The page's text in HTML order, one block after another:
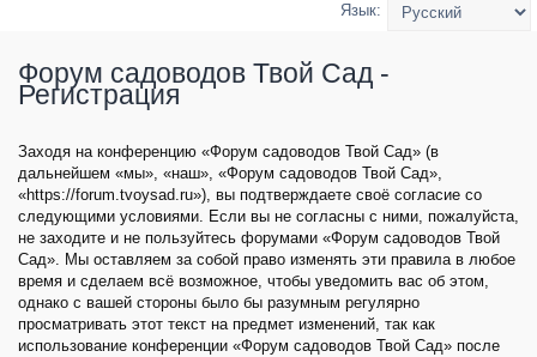
Язык:
Форум садоводов Твой Сад -
Регистрация
Заходя на конференцию «Форум садоводов Твой Сад» (в
дальнейшем «мы», «наш», «Форум садоводов Твой Сад»,
«https://forum.tvoysad.ru»), вы подтверждаете своё согласие со
следующими условиями. Если вы не согласны с ними, пожалуйста,
не заходите и не пользуйтесь форумами «Форум садоводов Твой
Сад». Мы оставляем за собой право изменять эти правила в любое
время и сделаем всё возможное, чтобы уведомить вас об этом,
однако с вашей стороны было бы разумным регулярно
просматривать этот текст на предмет изменений, так как
использование конференции «Форум садоводов Твой Сад» после